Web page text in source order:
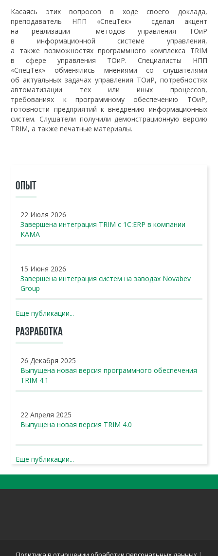
Касаясь этих вопросов в ходе своего доклада,
преподаватель НПП «СпецТек» сделал акцент
на реализации методов управления ТОиР
в информационной системе управления,
а также возможностях программного комплекса TRIM
в сфере управления ТОиР. Специалисты НПП
«СпецТек» обменялись мнениями со слушателями
об актуальных задачах управления ТОиР, потребностях
автоматизации тех или иных процессов,
требованиях к программному обеспечению ТОиР,
готовности предприятий к внедрению информационных
систем. Слушатели получили демонстрационную версию
TRIM, а также печатные материалы.
ОПЫТ
22 Июля 2026
Завершена интеграция TRIM с 1С:ERP в компании
КАМА
15 Июня 2026
Завершена интеграция систем на заводах Novabev
Group
Еще публикации...
РАЗРАБОТКА
26 Декабря 2025
Выпущена новая версия программного обеспечения
TRIM 4.1
22 Апреля 2025
Выпущена новая версия TRIM 4.0
Еще публикации...